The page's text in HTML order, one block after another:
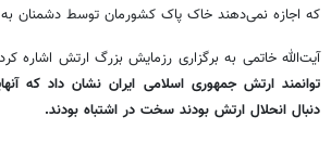
که اجازه نمی‌دهند خاک پاک کشورمان توسط دشمنان به
آیت‌الله خاتمی به برگزاری رزمایش بزرگ ارتش اشاره
دنبال انحلال ارتش بودند سخت در اشتباه بودند.